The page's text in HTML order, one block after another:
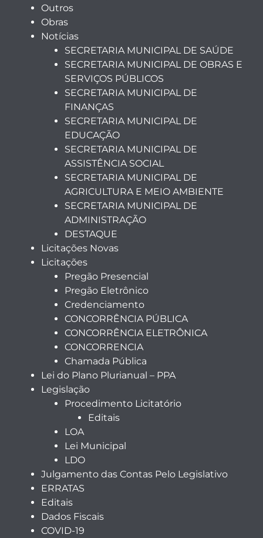
Outros
Obras
Notícias
SECRETARIA MUNICIPAL DE SAÚDE
SECRETARIA MUNICIPAL DE OBRAS E
SERVIÇOS PÚBLICOS
SECRETARIA MUNICIPAL DE
FINANÇAS
SECRETARIA MUNICIPAL DE
EDUCAÇÃO
SECRETARIA MUNICIPAL DE
ASSISTÊNCIA SOCIAL
SECRETARIA MUNICIPAL DE
AGRICULTURA E MEIO AMBIENTE
SECRETARIA MUNICIPAL DE
ADMINISTRAÇÃO
DESTAQUE
Licitações Novas
Licitações
Pregão Presencial
Pregão Eletrônico
Credenciamento
CONCORRÊNCIA PÚBLICA
CONCORRÊNCIA ELETRÔNICA
CONCORRENCIA
Chamada Pública
Lei do Plano Plurianual – PPA
Legislação
Procedimento Licitatório
Editais
LOA
Lei Municipal
LDO
Julgamento das Contas Pelo Legislativo
ERRATAS
Editais
Dados Fiscais
COVID-19